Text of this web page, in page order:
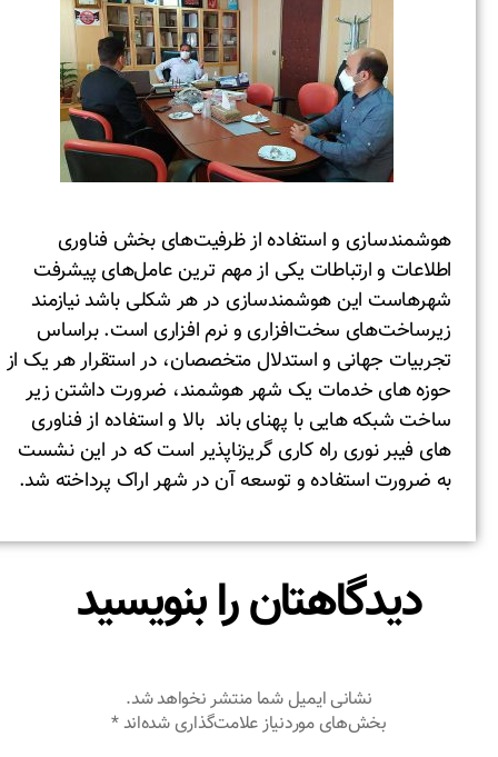
هوشمندسازی و استفاده از ظرفیت‌های بخش فناوری
اطلاعات و ارتباطات یکی از مهم ‌ترین عامل‌های پیشرفت
شهرهاست این هوشمندسازی در هر شکلی باشد نیازمند
زیرساخت‌های سخت‌افزاری و نرم افزاری است. براساس
تجربیات جهانی و استدلال متخصصان، در استقرار هر یک از
حوزه های خدمات یک شهر هوشمند، ضرورت داشتن زیر
ساخت شبکه هایی با پهنای باند بالا و استفاده از فناوری
های فیبر نوری راه کاری گریزناپذیر است که در این نشست
به ضرورت استفاده و توسعه آن در شهر اراک پرداخته شد.
دیدگاهتان را بنویسید
نشانی ایمیل شما منتشر نخواهد شد.
بخش‌های موردنیاز علامت‌گذاری شده‌اند*